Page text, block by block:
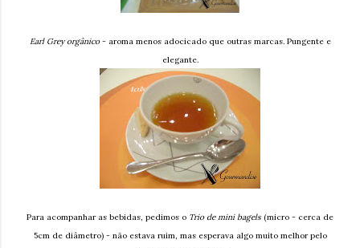
Earl Grey orgânico- aroma menos adocicado que outras marcas. Pungente e
elegante.
Para acompanhar as bebidas, pedimos o Trio de mini bagels (micro - cerca de
5cm de diâmetro) - não estava ruim, mas esperava algo muito melhor pelo